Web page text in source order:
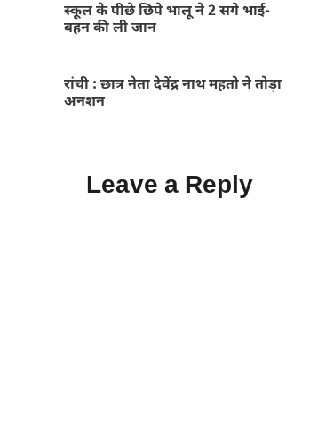
स्कूल के पीछे छिपे भालू ने 2 सगे भाई-
बहन की ली जान
रांची : छात्र नेता देवेंद्र नाथ महतो ने तोड़ा
अनशन
Leave a Reply